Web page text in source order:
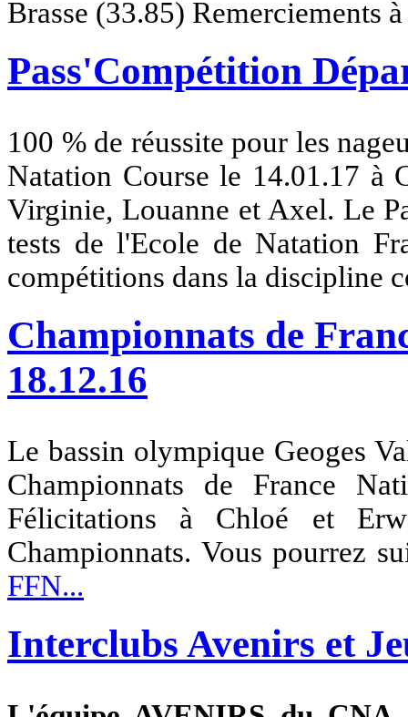
Brasse (33.85) Remerciements
Pass'Compétition
100 % de réussite pour les
Natation Course le 14.01.17 à
Virginie, Louanne et Axel. Le
tests de l'Ecole de Natation
compétitions dans la discipline
Championnats de
18.12.16
Le bassin olympique Geoges
Championnats de France
Félicitations à Chloé et
Championnats. Vous pourrez
FFN...
Interclubs Avenirs et